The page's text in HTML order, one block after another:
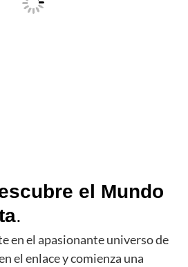
el Mundo
.
en el apasionante universo de
el enlace y comienza una